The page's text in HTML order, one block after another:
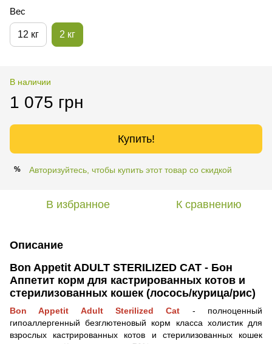
Вес
12 кг 2 кг
В наличии
1 075 грн
Купить!
% Авторизуйтесь, чтобы купить этот товар со скидкой
В избранное К сравнению
Описание
Bon Appetit ADULT STERILIZED CAT - Бон
Аппетит корм для кастрированных котов и
стерилизованных кошек (лосось/курица/рис)
Bon Appetit Adult Sterilized Cat - полноценный
гипоаллергенный безглютеновый корм класса холистик для
взрослых кастрированных котов и стерилизованных кошек